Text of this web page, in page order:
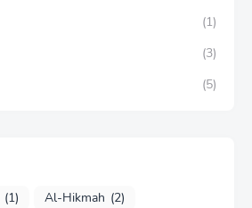
(1)
(3)
(5)
(1) Al-Hikmah (2)